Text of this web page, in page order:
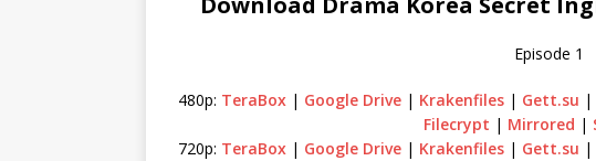
Episode 1
480p: TeraBox| Google Drive| Krakenfiles| Gett.su |
Filecrypt | Mirrored |
720p: TeraBox| Google Drive| Krakenfiles| Gett.su |